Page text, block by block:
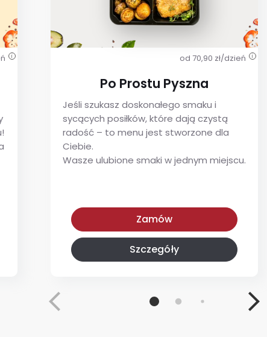
i od 70,90 zł/dzień i
Po Prostu Pyszna
Jeśli szukasz doskonałego smaku i
sycących posiłków, które dają czystą
radość – to menu jest stworzone dla
Ciebie.
Wasze ulubione smaki w jednym miejscu.
Po Prostu Pyszna
Zamów
Szczegóły